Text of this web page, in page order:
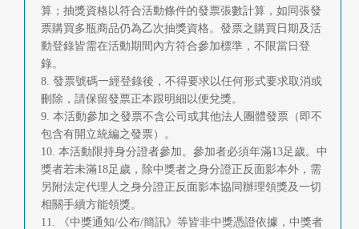
算；抽獎資格以符合活動條件的發票張數計算，如同張發
票購買多瓶商品仍為乙次抽獎資格。發票之購買日期及活
動登錄皆需在活動期間內方符合參加標準，不限當日登
錄。
8. 發票號碼一經登錄後，不得要求以任何形式要求取消或
刪除，請保留發票正本跟明細以便兌獎。
9. 本活動參加之發票不含公司或其他法人團體發票（即不
包含有開立統編之發票）。
10. 本活動限持身分證者參加。參加者必須年滿13足歲。中
獎者若未滿18足歲，除中獎者之身分證正反面影本外，需
另附法定代理人之身分證正反面影本協同辦理領獎及一切
相關手續方能領獎。
11. 《中獎通知/公布/簡訊》等皆非中獎憑證依據，中獎者